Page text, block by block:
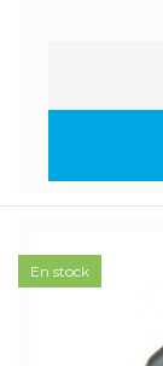
En stock